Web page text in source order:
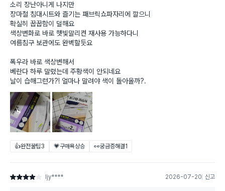
소리 장난아니게 나지만
장마철 침대시트와 즐기는 패브릭쇼파자리에 깔으니
확실히 꿉꿉함이 덜해요
색상변화로 바로 햇빛말리켠 재사용 가능하다니
여름침구 보관에도 완벽할듯요
폭우라 바로 색상변해서
베란다 하루 말렸는데 주황색이 안되네요
날이 습해그런가?! 얼마나 말려야 색이 돌아올까?.
👍완전꿀팁3 💗구매욕상승 👀궁금증해결1
별점 4점 ljy**** 2026-07-20 신고